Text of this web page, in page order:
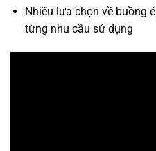
Nhiều lựa chọn về buồng
từng nhu cầu sử dụng